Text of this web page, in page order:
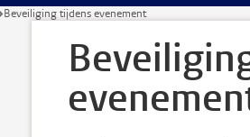
Beveiliging tijdens evenement